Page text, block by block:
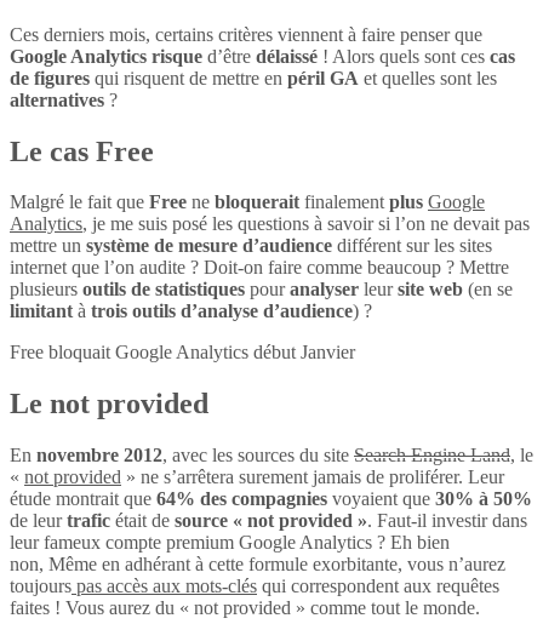
Ces derniers mois, certains critères viennent à faire penser que
Google Analytics risque d’être délaissé ! Alors quels sont ces cas
de figures qui risquent de mettre en péril GA et quelles sont les
alternatives ?
Le cas Free
Malgré le fait que Free ne bloqueraitfinalementplus Google
Analytics, je me suis posé les questions à savoir si l’on ne devait pas
mettre un système de mesure d’audience différent sur les sites
internet que l’on audite ? Doit-on faire comme beaucoup ? Mettre
plusieurs outils de statistiques pouranalyser leursite web (en se
limitantà trois outils d’analyse d’audience) ?
Free bloquait Google Analytics début Janvier
Le not provided
En novembre 2012, avec les sources du site Search Engine Land, le
« not provided » ne s’arrêtera surement jamais de proliférer. Leur
étude montrait que 64% des compagnies voyaient que 30% à 50%
de leurtrafic était de source « not provided ». Faut-il investir dans
leur fameux compte premium Google Analytics ? Eh bien
non, Même en adhérant à cette formule exorbitante, vous n’aurez
toujours pas accès aux mots-clés qui correspondent aux requêtes
faites ! Vous aurez du « not provided » comme tout le monde.